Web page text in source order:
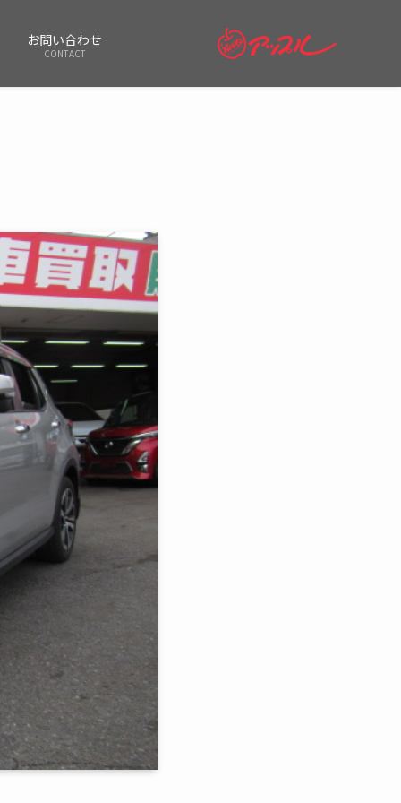
お問い合わせ
CONTACT